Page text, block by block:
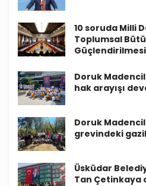
10 soruda Milli
Toplumsal
Doruk
hak arayışı
Doruk
grevindeki
Üsküdar
Tan Çetinkaya